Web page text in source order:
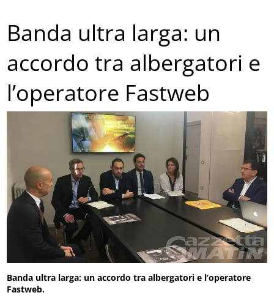
Banda ultra larga: un
accordo tra albergatori e
l’operatore Fastweb
Banda ultra larga: un accordo tra albergatori e l’operatore
Fastweb.